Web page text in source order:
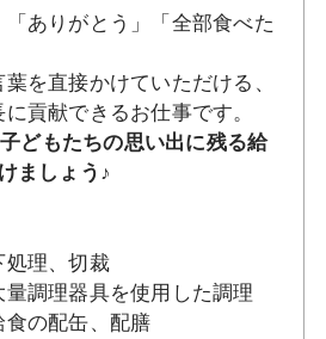
「ありがとう」「全部食べた
を直接かけていただける、
貢献できるお仕事です。
どもたちの思い出に残る給
ましょう♪
処理、切裁
量調理器具を使用した調理
食の配缶、配膳